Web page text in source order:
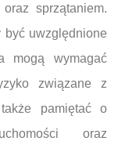
sprzątaniem.
być uwzględnione
mogą wymagać
związane z
pamiętać o
oraz